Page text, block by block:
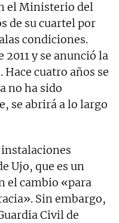
el Ministerio del
de su cuartel por
condiciones.
y se anunció la
cuatro años se
no ha sido
se abrirá a lo largo
Ujo, que es un
el cambio «para
Sin embargo,
Civil de